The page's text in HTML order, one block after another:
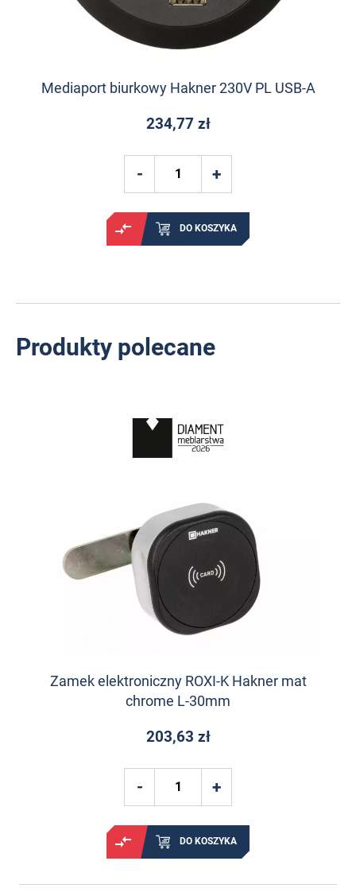
Mediaport biurkowy Hakner 230V PL USB-A
234,77 zł
DO KOSZYKA
Produkty polecane
Zamek elektroniczny ROXI-K Hakner mat
chrome L-30mm
203,63 zł
DO KOSZYKA